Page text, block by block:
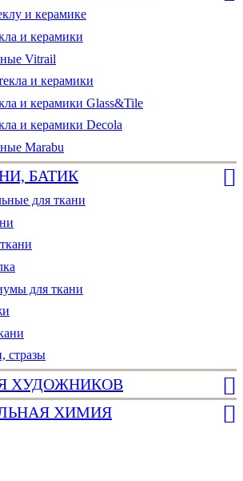
и керамике
и керамики
Vitrail
и керамики
и керамики Glass&Tile
и керамики Decola
Marabu
БАТИК
для ткани
для ткани
стразы
ХУДОЖНИКОВ
ХИМИЯ